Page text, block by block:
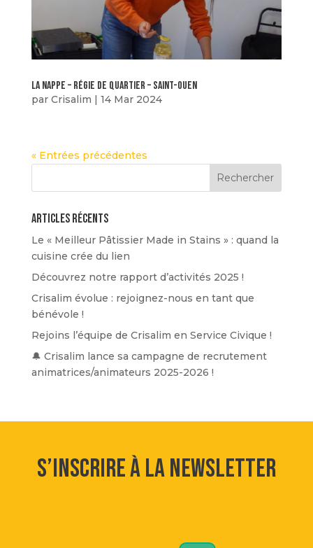
La Nappe – régie de quartier – saint-oueN
par Crisalim 14 Mar 2024
« Entrées précédentes
Articles récents
Le « Meilleur Pâtissier Made in Stains » : quand la
cuisine crée du lien
Découvrez notre rapport d’activités 2025 !
Crisalim évolue : rejoignez-nous en tant que
bénévole !
Rejoins l’équipe de Crisalim en Service Civique !
🔔 Crisalim lance sa campagne de recrutement
animatrices/animateurs 2025-2026 !
S’inscrire à la newsletter